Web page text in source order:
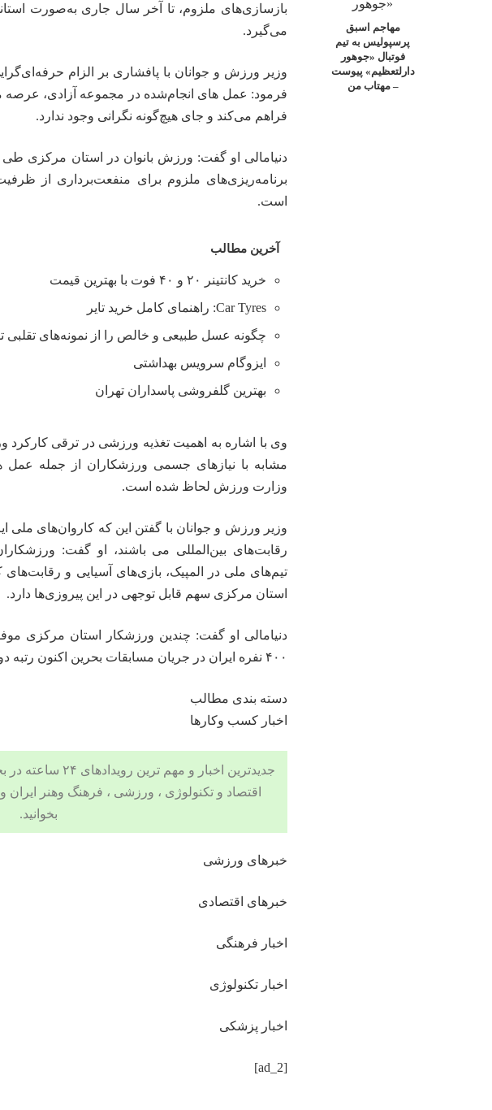
مهاجم اسبق
پرسپولیس به تیم
فوتبال «جوهور
دارلتعظیم» پیوست
– مهتاب من
بازسازی‌های ملزوم، تا آخر سال جاری به‌صورت
می‌گیرد.
وزیر ورزش و جوانان با پافشاری بر الزام
فرمود: عمل های انجام‌شده در مجموعه آزادی، عرصه
فراهم می‌کند و جای هیچ‌گونه نگرانی وجود ندارد.
دنیامالی او گفت: ورزش بانوان در استان مرکزی طی
برنامه‌ریزی‌های ملزوم برای منفعت‌برداری از
است.
آخرین مطالب
خرید کانتینر ۲۰ و ۴۰ فوت با بهترین قیمت
Car Tyres: راهنمای کامل خرید تایر
چگونه عسل طبیعی و خالص را از نمونه‌های
ایزوگام سرویس بهداشتی
بهترین گلفروشی پاسداران تهران
وی با اشاره به اهمیت تغذیه ورزشی در ترقی کارکرد
مشابه با نیازهای جسمی ورزشکاران از جمله
وزارت ورزش لحاظ شده است.
وزیر ورزش و جوانان با گفتن این که کاروان‌های ملی
رقابت‌های بین‌المللی می باشند، او گفت:
تیم‌های ملی در المپیک، بازی‌های آسیایی و
استان مرکزی سهم قابل توجهی در این پیروزی‌ها دارد.
دنیامالی او گفت: چندین ورزشکار استان مرکزی
۴۰۰ نفره ایران در جریان مسابقات بحرین اکنون رتبه
دسته بندی مطالب
اخبار کسب وکارها
جدیدترین اخبار و مهم ترین رویدادهای ۲۴ ساعته در بخش های حوادث ، اجتماعی ، سیاسی ،
اقتصاد وتکنولوژی ، ورزشی ، فرهنگ وهنر
بخوانید.
خبرهای ورزشی
خبرهای اقتصادی
اخبار فرهنگی
اخبار تکنولوژی
اخبار پزشکی
[ad_2]